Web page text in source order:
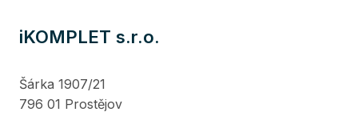
iKOMPLET s.r.o.
Šárka 1907/21
796 01 Prostějov